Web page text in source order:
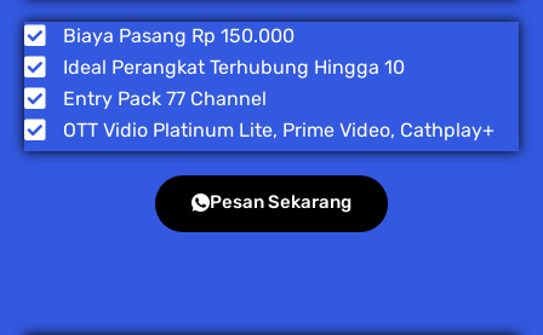
Biaya Pasang Rp 150.000
Ideal Perangkat Terhubung Hingga 10
Entry Pack 77 Channel
OTT Vidio Platinum Lite, Prime Video, Cathplay+
Pesan Sekarang